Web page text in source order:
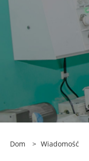
Dom > Wiadomość